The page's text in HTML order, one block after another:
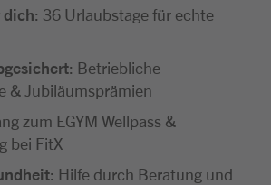
dich: 36 Urlaubstage für echte
: Betriebliche
& Jubiläumsprämien
zum EGYM Wellpass &
bei FitX
: Hilfe durch Beratung und